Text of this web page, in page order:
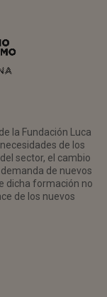
la Fundación Luca
de los
sector, el cambio
de nuevos
dicha formación no
de los nuevos